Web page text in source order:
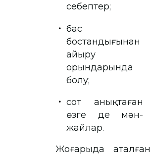
себептер;
бас
бостандығынан
айыру
орындарында
болу;
сот анықтаған
өзге де мән-
жайлар.
Жоғарыда аталған